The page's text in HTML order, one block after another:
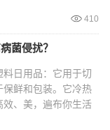
410
菌侵扰？
日用品：它用于切
鲜和包装。它冷热
、美，遍布你生活